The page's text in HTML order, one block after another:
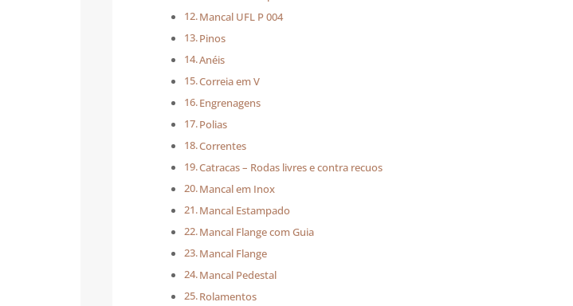
Mancal UFL P 004
Pinos
Anéis
Correia em V
Engrenagens
Polias
Correntes
Catracas – Rodas livres e contra recuos
Mancal em Inox
Mancal Estampado
Mancal Flange com Guia
Mancal Flange
Mancal Pedestal
Rolamentos